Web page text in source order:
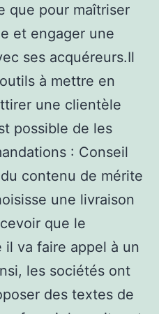
que pour maîtriser
et engager une
ses acquéreurs.Il
à mettre en
une clientèle
possible de les
: Conseil
contenu de mérite
une livraison
que le
va faire appel à un
les sociétés ont
des textes de